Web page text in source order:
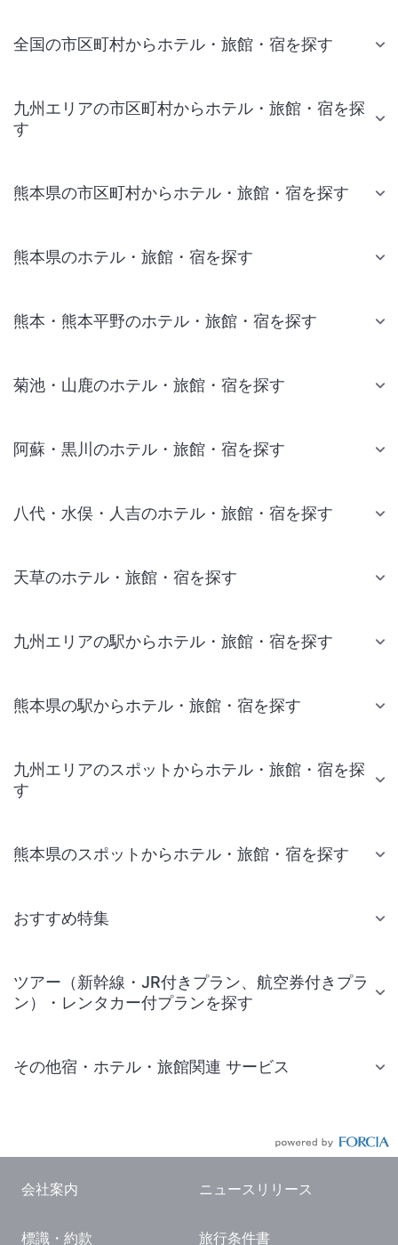
全国の市区町村からホテル・旅館・宿を探す
九州エリアの市区町村からホテル・旅館・宿を探
す
熊本県の市区町村からホテル・旅館・宿を探す
熊本県のホテル・旅館・宿を探す
熊本・熊本平野のホテル・旅館・宿を探す
菊池・山鹿のホテル・旅館・宿を探す
阿蘇・黒川のホテル・旅館・宿を探す
八代・水俣・人吉のホテル・旅館・宿を探す
天草のホテル・旅館・宿を探す
九州エリアの駅からホテル・旅館・宿を探す
熊本県の駅からホテル・旅館・宿を探す
九州エリアのスポットからホテル・旅館・宿を探
す
熊本県のスポットからホテル・旅館・宿を探す
おすすめ特集
ツアー（新幹線・JR付きプラン、航空券付きプラ
ン）・レンタカー付プランを探す
その他宿・ホテル・旅館関連 サービス
会社案内 ニュースリリース
標識・約款 旅行条件書